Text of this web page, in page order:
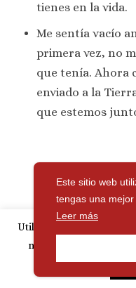
tienes en la vida.
Me sentía vacío
primera vez, no
que tenía. Ahora
enviado a la
que estemos
Utilizamos cookies para
nuestro tráfico. Si
Este sitio web
tengas una
Leer más